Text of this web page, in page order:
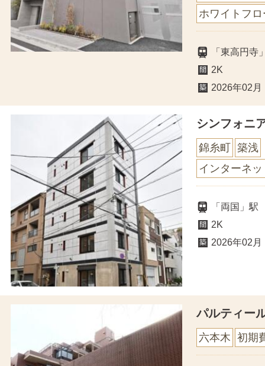
ホワイトフ
「東高円
2K
2026年02月
シンフォニ
錦糸町
築浅
インターネ
「両国」
2K
2026年02月
パルティー
六本木 初期